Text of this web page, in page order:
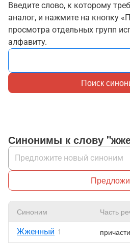
Введите слово, к которому
аналог, и нажмите на кнопку
просмотра отдельных групп
алфавиту.
Поиск
Синонимы к слову
Синоним Часть
Жженный 1